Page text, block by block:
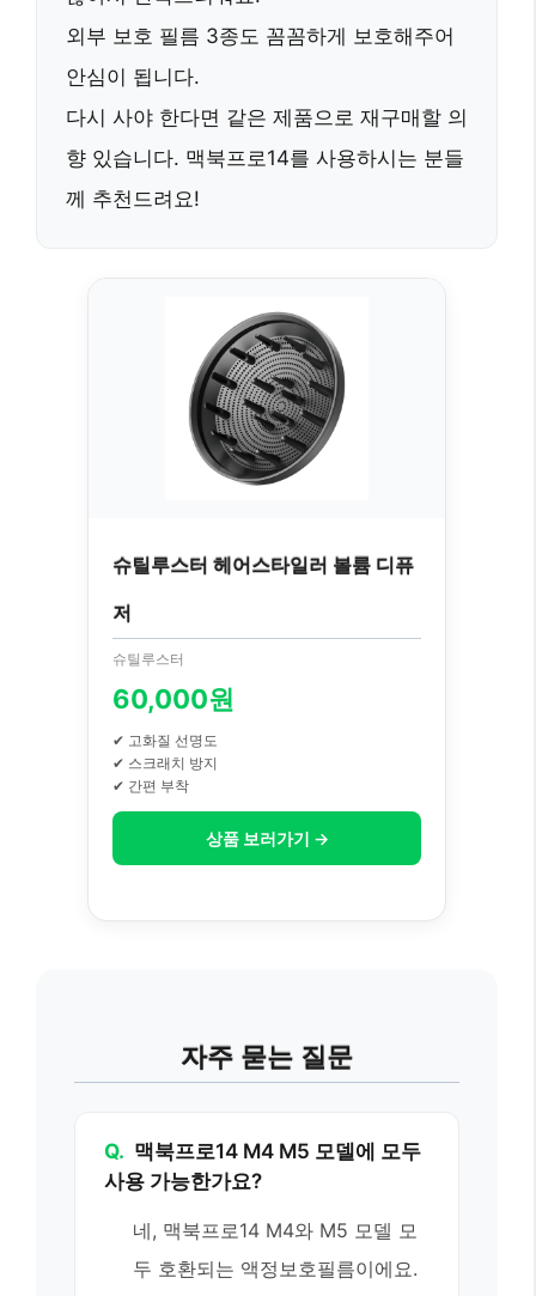
외부 보호 필름 3종도 꼼꼼하게 보호해주어
안심이 됩니다.
다시 사야 한다면 같은 제품으로 재구매할 의
향 있습니다. 맥북프로14를 사용하시는 분들
께 추천드려요!
슈틸루스터 헤어스타일러 볼륨 디퓨
저
슈틸루스터
60,000원
✔ 고화질 선명도
✔ 스크래치 방지
✔ 간편 부착
상품 보러가기 →
자주 묻는 질문
Q. 맥북프로14 M4 M5 모델에 모두
사용 가능한가요?
네, 맥북프로14 M4와 M5 모델 모
두 호환되는 액정보호필름이에요.